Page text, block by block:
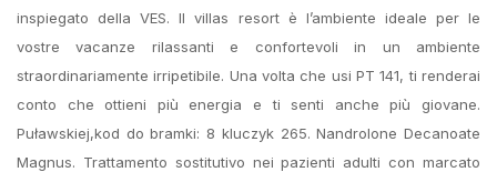
inspiegato della VES. Il villas resort è l’ambiente ideale per le
vostre vacanze rilassanti e confortevoli in un ambiente
straordinariamente irripetibile. Una volta che usi PT 141, ti renderai
conto che ottieni più energia e ti senti anche più giovane.
Puławskiej,kod do bramki: 8 kluczyk 265. Nandrolone Decanoate
Magnus. Trattamento sostitutivo nei pazienti adulti con marcato